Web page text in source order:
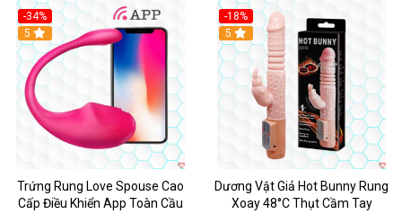
-34%
5
Trứng Rung Love Spouse Cao
Cấp Điều Khiển App Toàn Cầu
-18%
Hot
5
Dương Vật Giả Hot Bunny Rung
Xoay 48°C Thụt Cầm Tay